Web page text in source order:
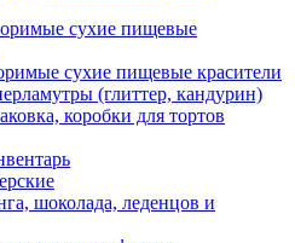
сухие пищевые
сухие пищевые красители
(глиттер, кандурин)
коробки для тортов
шоколада, леденцов и